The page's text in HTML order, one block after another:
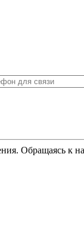
Обращаясь к